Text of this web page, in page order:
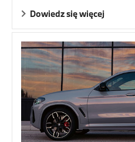
Dowiedz się więcej